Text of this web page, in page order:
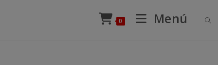
0 Menú